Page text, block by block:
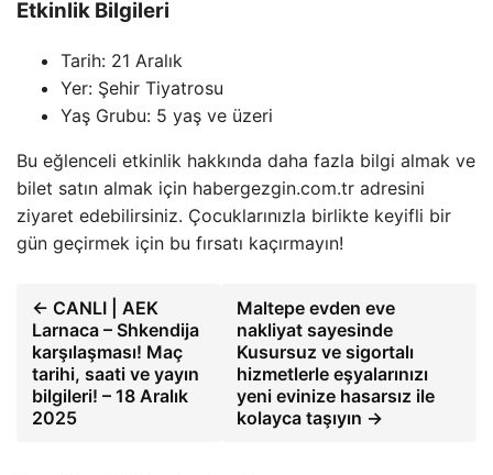
Etkinlik Bilgileri
Tarih: 21 Aralık
Yer: Şehir Tiyatrosu
Yaş Grubu: 5 yaş ve üzeri
Bu eğlenceli etkinlik hakkında daha fazla bilgi almak ve
bilet satın almak için habergezgin.com.tr adresini
ziyaret edebilirsiniz. Çocuklarınızla birlikte keyifli bir
gün geçirmek için bu fırsatı kaçırmayın!
← CANLI | AEK
Larnaca – Shkendija
karşılaşması! Maç
tarihi, saati ve yayın
bilgileri! – 18 Aralık
2025
Maltepe evden eve
nakliyat sayesinde
Kusursuz ve sigortalı
hizmetlerle eşyalarınızı
yeni evinize hasarsız ile
kolayca taşıyın →